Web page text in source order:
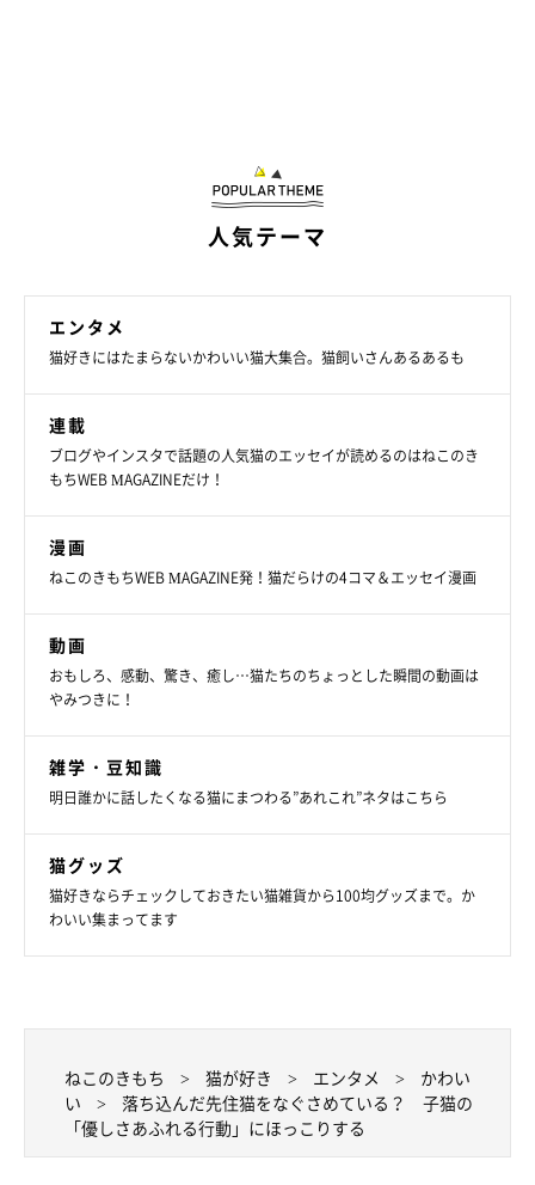
「おきゃくさん、こってますねぇ～」
また、2匹のやりとりを見守っていて、飼い主さんはこんなこと
を思ったそうです。
飼い主さん：
「ごはんやおやつをもらいたいけれどもらえない——そんなもど
ました。ていうか、あの動画の直前にごはん食べたんですけどね
（笑）」
3匹の猫との暮らしは、毎日が楽しい！
人気テーマ
エンタメ
猫好きにはたまらないかわいい猫大集合。猫飼いさんあるあるも
連載
ブログやインスタで話題の人気猫のエッセイが読めるのはねこのき
もちWEB MAGAZINEだけ！
漫画
ねこのきもちWEB MAGAZINE発！猫だらけの4コマ＆エッセイ漫画
動画
おもしろ、感動、驚き、癒し…猫たちのちょっとした瞬間の動画は
やみつきに！
雑学・豆知識
明日誰かに話したくなる猫にまつわる”あれこれ”ネタはこちら
猫グッズ
猫好きならチェックしておきたい猫雑貨から100均グッズまで。か
わいい集まってます
ねこのきもち 猫が好き エンタメ
かわい
い
落ち込んだ先住猫をなぐさめている？ 子猫の
「優しさあふれる行動」にほっこりする